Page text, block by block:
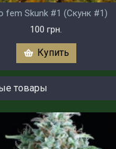
fem Skunk #1 (Скунк #1)
100 грн.
Купить
товары